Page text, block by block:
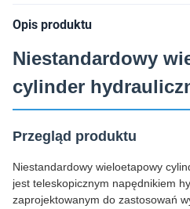
Opis produktu
Niestandardowy
cylinder
Przegląd produktu
Niestandardowy wieloetapowy
jest teleskopicznym napędnikiem
zaprojektowanym do zastosowań